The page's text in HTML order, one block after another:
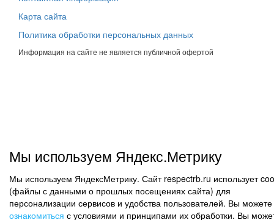
Карта сайта
Политика обработки персональных данных
Информация на сайте не является публичной офертой
Мы используем Яндекс.Метрику
Мы используем ЯндексМетрику. Сайт respectrb.ru использует
(файлы с данными о прошлых посещениях сайта) для
персонализации сервисов и удобства пользователей. Вы можете
ознакомиться с условиями и принципами их обработки. Вы